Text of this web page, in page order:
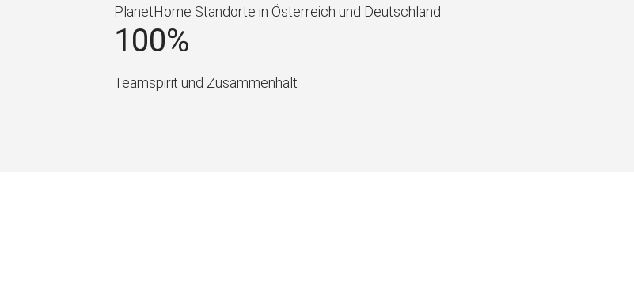
PlanetHome Standorte in Österreich und Deutschland
100%
Teamspirit und Zusammenhalt